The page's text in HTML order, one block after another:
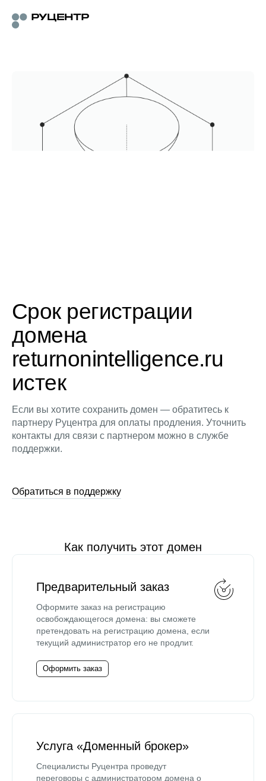
Срок регистрации
домена
returnonintelligence.ru
истек
Если вы хотите сохранить домен — обратитесь к
партнеру Руцентра для оплаты продления. Уточнить
контакты для связи с партнером можно в службе
поддержки.
Обратиться в поддержку
Как получить этот домен
Предварительный заказ
Оформите заказ на регистрацию
освобождающегося домена: вы сможете
претендовать на регистрацию домена, если
текущий администратор его не продлит.
Оформить заказ
Услуга «Доменный брокер»
Специалисты Руцентра проведут
переговоры с администратором домена о